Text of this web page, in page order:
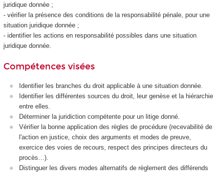
juridique donnée ;
- vérifier la présence des conditions de la responsabilité pénale, pour une
situation juridique donnée ;
- identifier les actions en responsabilité possibles dans une situation
juridique donnée.
Compétences visées
Identifier les branches du droit applicable à une situation donnée.
Identifier les différentes sources du droit, leur genèse et la hiérarchie
entre elles.
Déterminer la juridiction compétente pour un litige donné.
Vérifier la bonne application des règles de procédure (recevabilité de
l'action en justice, choix des arguments et modes de preuve,
exercice des voies de recours, respect des principes directeurs du
procès…).
Distinguer les divers modes alternatifs de règlement des différends